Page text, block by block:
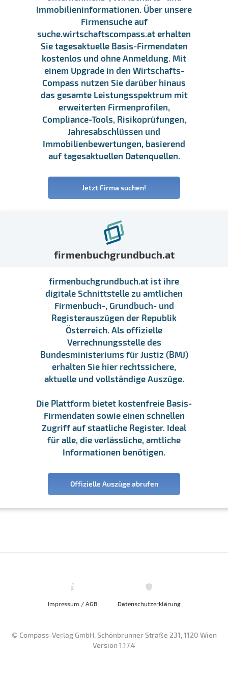
Immobilieninformationen. Über unsere
Firmensuche auf
suche.wirtschaftscompass.at erhalten
Sie tagesaktuelle Basis-Firmendaten
kostenlos und ohne Anmeldung. Mit
einem Upgrade in den Wirtschafts-
Compass nutzen Sie darüber hinaus
das gesamte Leistungsspektrum mit
erweiterten Firmenprofilen,
Compliance-Tools, Risikoprüfungen,
Jahresabschlüssen und
Immobilienbewertungen, basierend
auf tagesaktuellen Datenquellen.
Jetzt Firma suchen!
firmenbuchgrundbuch.at
firmenbuchgrundbuch.at ist ihre
digitale Schnittstelle zu amtlichen
Firmenbuch-, Grundbuch- und
Registerauszügen der Republik
Österreich. Als offizielle
Verrechnungsstelle des
Bundesministeriums für Justiz (BMJ)
erhalten Sie hier rechtssichere,
aktuelle und vollständige Auszüge.
Die Plattform bietet kostenfreie Basis-
Firmendaten sowie einen schnellen
Zugriff auf staatliche Register. Ideal
für alle, die verlässliche, amtliche
Informationen benötigen.
Offizielle Auszüge abrufen
Impressum / AGB Datenschutzerklärung
© Compass-Verlag GmbH, Schönbrunner Straße 231, 1120 Wien
Version 1.17.4